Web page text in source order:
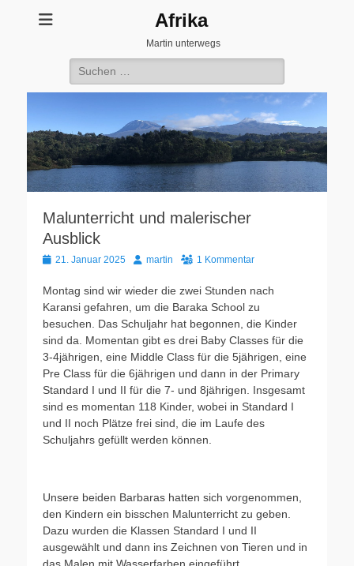
Afrika
Martin unterwegs
Suchen
nach:
Malunterricht und malerischer
Ausblick
Veröffentlicht
21. Januar 2025 Autormartin 1 Kommentar
Montag sind wir wieder die zwei Stunden nach
Karansi gefahren, um die Baraka School zu
besuchen. Das Schuljahr hat begonnen, die Kinder
sind da. Momentan gibt es drei Baby Classes für die
3-4jährigen, eine Middle Class für die 5jährigen, eine
Pre Class für die 6jährigen und dann in der Primary
Standard I und II für die 7- und 8jährigen. Insgesamt
sind es momentan 118 Kinder, wobei in Standard I
und II noch Plätze frei sind, die im Laufe des
Schuljahrs gefüllt werden können.
Unsere beiden Barbaras hatten sich vorgenommen,
den Kindern ein bisschen Malunterricht zu geben.
Dazu wurden die Klassen Standard I und II
ausgewählt und dann ins Zeichnen von Tieren und in